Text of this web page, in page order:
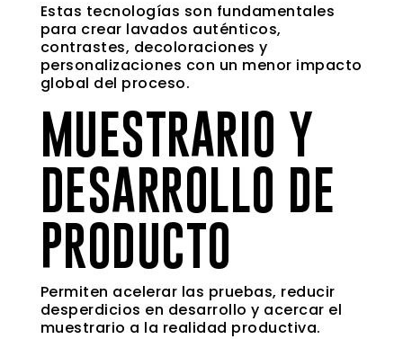
Estas tecnologías son fundamentales
para crear lavados auténticos,
contrastes, decoloraciones y
personalizaciones con un menor impacto
global del proceso.
MUESTRARIO Y
DESARROLLO DE
PRODUCTO
Permiten acelerar las pruebas, reducir
desperdicios en desarrollo y acercar el
muestrario a la realidad productiva.